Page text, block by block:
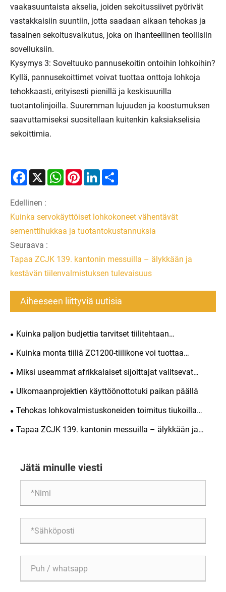
vaakasuuntaista akselia, joiden sekoitussiivet pyörivät
vastakkaisiin suuntiin, jotta saadaan aikaan tehokas ja
tasainen sekoitusvaikutus, joka on ihanteellinen teollisiin
sovelluksiin.
Kysymys 3: Soveltuuko pannusekoitin ontoihin lohkoihin?
Kyllä, pannusekoittimet voivat tuottaa onttoja lohkoja
tehokkaasti, erityisesti pienillä ja keskisuurilla
tuotantolinjoilla. Suuremman lujuuden ja koostumuksen
saavuttamiseksi suositellaan kuitenkin kaksiakselisia
sekoittimia.
Facebook
X WhatsAppPinterestLinkedIn
Edellinen :
Kuinka servokäyttöiset lohkokoneet vähentävät
sementtihukkaa ja tuotantokustannuksia
Seuraava :
Tapaa ZCJK 139. kantonin messuilla – älykkään ja
kestävän tiilenvalmistuksen tulevaisuus
Aiheeseen liittyviä uutisia
Kuinka paljon budjettia tarvitset tiilitehtaan
perustamiseen? Kuinka kauan sijoituksesi takaisin
Kuinka monta tiiliä ZC1200-tiilikone voi tuottaa
päivässä?
Miksi useammat afrikkalaiset sijoittajat valitsevat
täysin automaattiset tiilenvalmistuskoneet vuonna 2026
Ulkomaanprojektien käyttöönottotuki paikan päällä
Tehokas lohkovalmistuskoneiden toimitus tiukoilla
lastausstandardeilla
Tapaa ZCJK 139. kantonin messuilla – älykkään ja
Jätä minulle viesti